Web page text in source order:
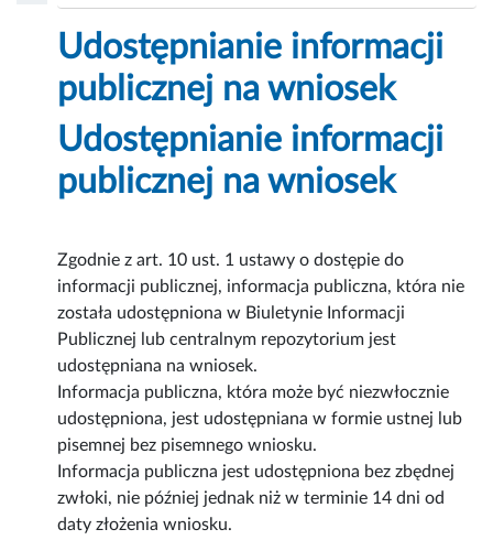
Udostępnianie informacji
publicznej na wniosek
Udostępnianie informacji
publicznej na wniosek
Zgodnie z art. 10 ust. 1 ustawy o dostępie do
informacji publicznej, informacja publiczna, która nie
została udostępniona w Biuletynie Informacji
Publicznej lub centralnym repozytorium jest
udostępniana na wniosek.
Informacja publiczna, która może być niezwłocznie
udostępniona, jest udostępniana w formie ustnej lub
pisemnej bez pisemnego wniosku.
Informacja publiczna jest udostępniona bez zbędnej
zwłoki, nie później jednak niż w terminie 14 dni od
daty złożenia wniosku.